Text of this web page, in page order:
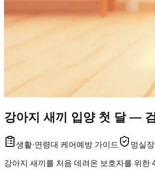
강아지 새끼 입양 첫 달 —
생활·연령대 케어 예방 가이드 멍실
강아지 새끼를 처음 데려온 보호자를 위한